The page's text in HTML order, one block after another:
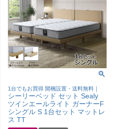
1台でもお買得 開梱設置・送料無料｜
シーリーベッド セット Sealy
ツインエールライト ガーナーF
シングル S 1台セット マットレ
ス TT